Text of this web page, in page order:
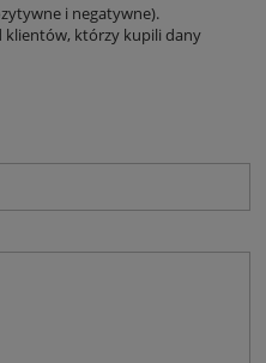
i negatywne).
klientów, którzy kupili dany